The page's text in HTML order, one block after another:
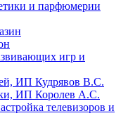
и парфюмерии
игр и
ИП Кудрявов В.С.
ИП Королев А.С.
телевизоров и